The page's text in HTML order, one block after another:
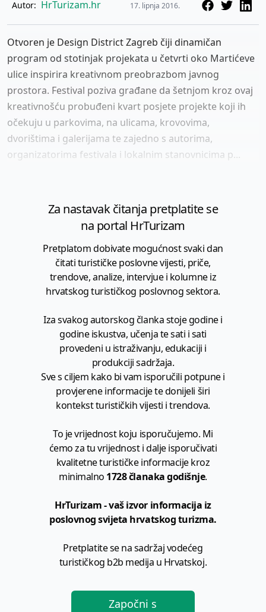
Autor: HrTurizam.hr 17. lipnja 2016.
Otvoren je Design District Zagreb čiji dinamičan
program od stotinjak projekata u četvrti oko Martićeve
ulice inspirira kreativnom preobrazbom javnog
prostora. Festival poziva građane da šetnjom kroz ovaj
kreativnošću probuđeni kvart posjete projekte koji ih
očekuju u parkovima, na ulicama, krovovima,
dvorištima i galerijama te zajedno s autorima,
organizatorima festivala i lokalnim stanovnicima p...
Za nastavak čitanja pretplatite se
na portal HrTurizam
Pretplatom dobivate mogućnost svaki dan
čitati turističke poslovne vijesti, priče,
trendove, analize, intervjue i kolumne iz
hrvatskog turističkog poslovnog sektora.
Iza svakog autorskog članka stoje godine i
godine iskustva, učenja te sati i sati
provedeni u istraživanju, edukaciji i
produkciji sadržaja.
Sve s ciljem kako bi vam isporučili potpune i
provjerene informacije te donijeli širi
kontekst turističkih vijesti i trendova.
To je vrijednost koju isporučujemo. Mi
ćemo za tu vrijednost i dalje isporučivati
kvalitetne turističke informacije kroz
minimalno 1728 članaka godišnje.
HrTurizam - vaš izvor informacija iz
poslovnog svijeta hrvatskog turizma.
Pretplatite se na sadržaj vodećeg
turističkog b2b medija u Hrvatskoj.
Započni s